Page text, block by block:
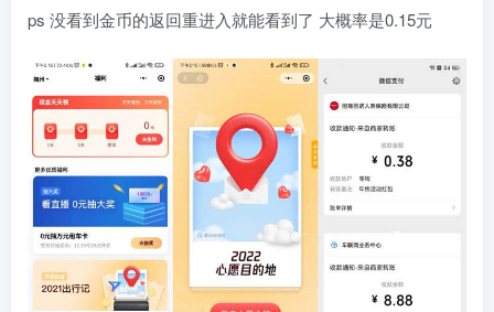
ps 没看到金币的返回重进入就能看到了 大概率是0.15元